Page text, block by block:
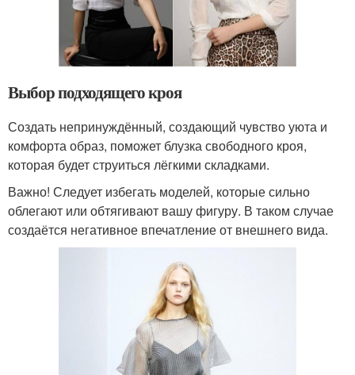
Выбор подходящего кроя
Создать непринуждённый, создающий чувство уюта и
комфорта образ, поможет блузка свободного кроя,
которая будет струиться лёгкими складками.
Важно! Следует избегать моделей, которые сильно
облегают или обтягивают вашу фигуру. В таком случае
создаётся негативное впечатление от внешнего вида.